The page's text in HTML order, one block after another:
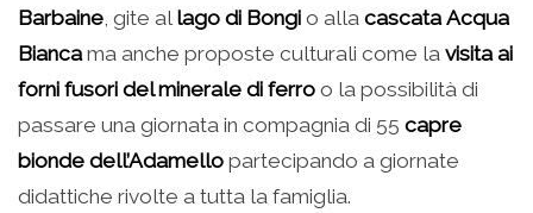
Barbaine , gite al lago di Bongi o alla cascata Acqua
Biancama anche proposte culturali come la visita ai
forni fusori del minerale di ferro o la possibilità di
passare una giornata in compagnia di 55 capre
bionde dell’Adamello partecipando a giornate
didattiche rivolte a tutta la famiglia.